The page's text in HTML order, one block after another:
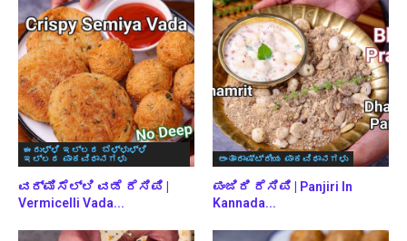
ಈರುಳ್ಳಿ ಇಲ್ಲದ ಬೆಳ್ಳುಳ್ಳಿ
ಇಲ್ಲದ ಪಾಕವಿಧಾನಗಳು
ವರ್ಮಿಸೆಲ್ಲಿ ವಡೆ ರೆಸಿಪಿ |
Vermicelli Vada...
ಅಂತಾರಾಷ್ಟ್ರೀಯ ಪಾಕವಿಧಾನಗಳು
ಪಂಜಿರಿ ರೆಸಿಪಿ | Panjiri In
Kannada...